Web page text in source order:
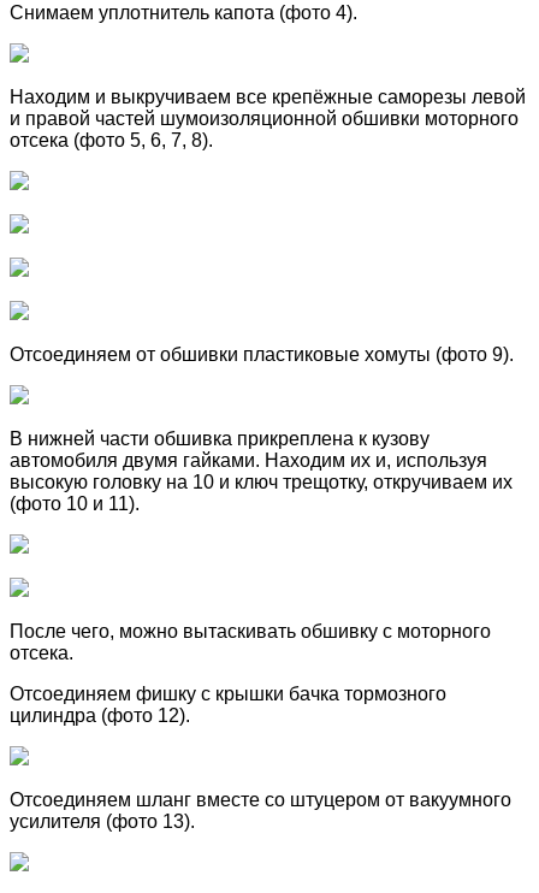
Снимаем уплотнитель капота (фото 4).
Находим и выкручиваем все крепёжные саморезы левой
и правой частей шумоизоляционной обшивки моторного
отсека (фото 5, 6, 7, 8).
Отсоединяем от обшивки пластиковые хомуты (фото 9).
В нижней части обшивка прикреплена к кузову
автомобиля двумя гайками. Находим их и, используя
высокую головку на 10 и ключ трещотку, откручиваем их
(фото 10 и 11).
После чего, можно вытаскивать обшивку с моторного
отсека.
Отсоединяем фишку с крышки бачка тормозного
цилиндра (фото 12).
Отсоединяем шланг вместе со штуцером от вакуумного
усилителя (фото 13).